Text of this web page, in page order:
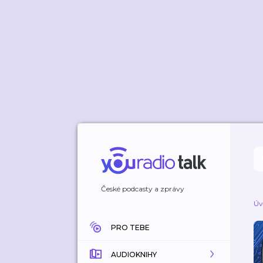
České podcasty a zprávy
PRO TEBE
AUDIOKNIHY